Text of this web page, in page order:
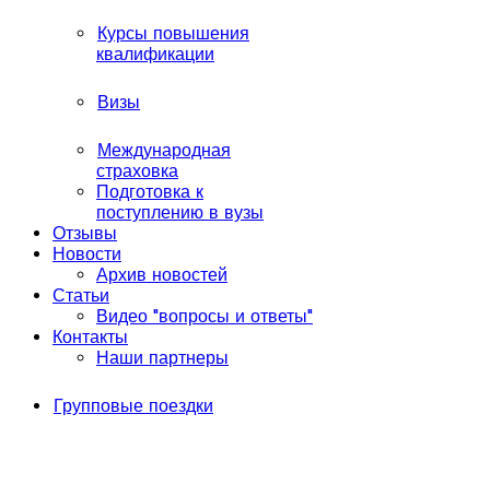
Курсы повышения
квалификации
Визы
Международная
страховка
Подготовка к
поступлению в вузы
Отзывы
Новости
Архив новостей
Статьи
Видео "вопросы и ответы"
Контакты
Наши партнеры
Групповые поездки